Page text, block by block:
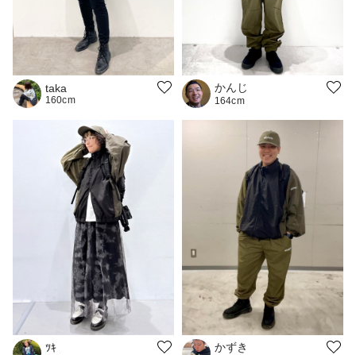
taka
160cm
かんじ
164cm
ﾂｷ かずき